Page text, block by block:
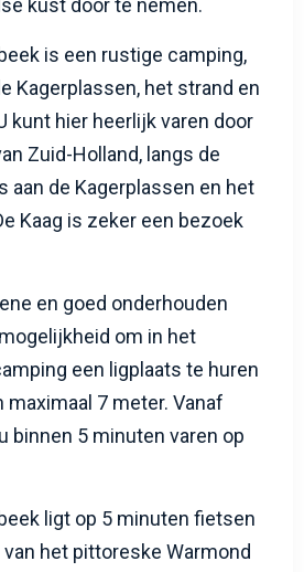
kust door te nemen.
is een rustige camping,
Kagerplassen, het strand en
kunt hier heerlijk varen door
Zuid-Holland, langs de
aan de Kagerplassen en het
Kaag is zeker een bezoek
en goed onderhouden
om in het
een ligplaats te huren
maximaal 7 meter. Vanaf
binnen 5 minuten varen op
ligt op 5 minuten fietsen
het pittoreske Warmond